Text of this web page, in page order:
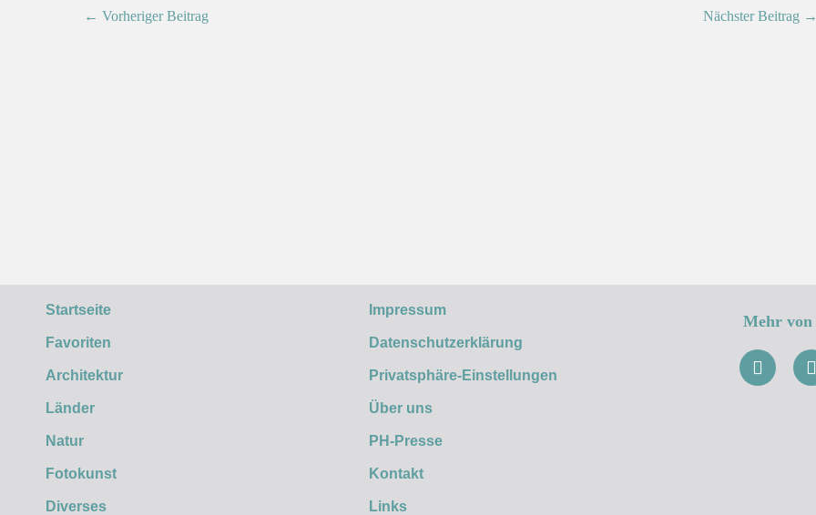
← Vorheriger Beitrag Nächster Beitrag →
Startseite
Favoriten
Architektur
Länder
Natur
Fotokunst
Diverses
Impressum
Datenschutzerklärung
Privatsphäre-Einstellungen
Über uns
PH-Presse
Kontakt
Links
Mehr von